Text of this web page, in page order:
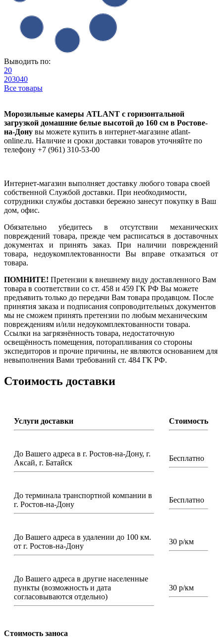
Выводить по:
20
203040
Все товары
Морозильные камеры ATLANT с горизонтальной
загрузкой домашние белые высотой до 160 см в Ростове-
на-Дону вы можете купить в интернет-магазине atlant-
online.ru. Наличие и сроки доставки товаров уточняйте по
телефону +7 (961) 310-53-00
Интернет-магазин выполняет доставку любого товара своей
собственной Службой доставки. При необходимости,
сотрудники службы доставки бережно занесут покупку в Ваш
дом, офис.
Обязательно убедитесь в отсутствии механических
повреждений товара, прежде чем расписаться в доставочных
документах и принять заказ. При наличии повреждений
товара, недоукомплектованности Вы вправе отказаться от
товара.
ПОМНИТЕ! Претензии к внешнему виду доставленного Вам
товара в соответствии со ст. 458 и 459 ГК РФ Вы можете
предъявить только до передачи Вам товара продавцом. После
принятия заказа и подписания сопроводительных документов
мы не сможем принять претензии по любым механическим
повреждениям и/или недоукомплектованности товара.
Ссылки на загрязнённость товара, недостаточную
освещённость помещения, поторапливания со стороны
экспедиторов и прочие причины, не являются основанием для
невыполнения Вами требований ст. 484 ГК РФ.
Стоимость доставки
Услуги доставки Стоимость
До Вашего адреса в г. Ростов-на-Дону, г.
Аксай, г. Батайск
Бесплатно
До терминала транспортной компании в
г. Ростов-на-Дону
Бесплатно
До Вашего адреса в удалении до 100 км.
от г. Ростов-на-Дону
30 р/км
До Вашего адреса в другие населенные
пункты (возможность и дата
согласовываются отдельно)
30 р/км
Стоимость заноса